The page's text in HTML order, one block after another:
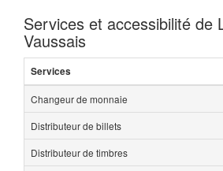
Services et accessibilité de
Vaussais
Services
Changeur de monnaie
Distributeur de billets
Distributeur de timbres